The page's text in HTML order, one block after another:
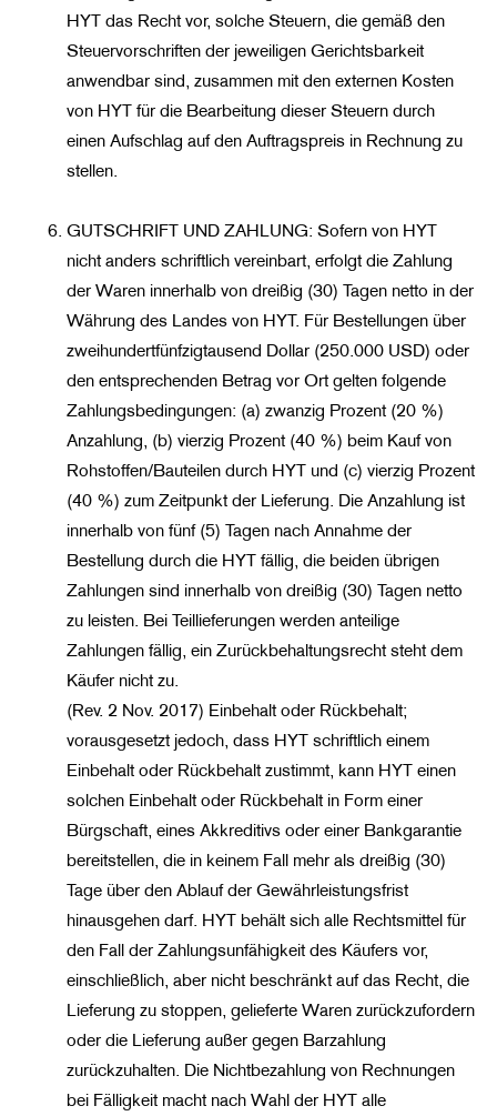
HYT das Recht vor, solche Steuern, die gemäß den
Steuervorschriften der jeweiligen Gerichtsbarkeit
anwendbar sind, zusammen mit den externen Kosten
von HYT für die Bearbeitung dieser Steuern durch
einen Aufschlag auf den Auftragspreis in Rechnung zu
stellen.
GUTSCHRIFT UND ZAHLUNG: Sofern von HYT
nicht anders schriftlich vereinbart, erfolgt die Zahlung
der Waren innerhalb von dreißig (30) Tagen netto in der
Währung des Landes von HYT. Für Bestellungen über
zweihundertfünfzigtausend Dollar (250.000 USD) oder
den entsprechenden Betrag vor Ort gelten folgende
Zahlungsbedingungen: (a) zwanzig Prozent (20 %)
Anzahlung, (b) vierzig Prozent (40 %) beim Kauf von
Rohstoffen/Bauteilen durch HYT und (c) vierzig Prozent
(40 %) zum Zeitpunkt der Lieferung. Die Anzahlung ist
innerhalb von fünf (5) Tagen nach Annahme der
Bestellung durch die HYT fällig, die beiden übrigen
Zahlungen sind innerhalb von dreißig (30) Tagen netto
zu leisten. Bei Teillieferungen werden anteilige
Zahlungen fällig, ein Zurückbehaltungsrecht steht dem
Käufer nicht zu.
(Rev. 2 Nov. 2017) Einbehalt oder Rückbehalt;
vorausgesetzt jedoch, dass HYT schriftlich einem
Einbehalt oder Rückbehalt zustimmt, kann HYT einen
solchen Einbehalt oder Rückbehalt in Form einer
Bürgschaft, eines Akkreditivs oder einer Bankgarantie
bereitstellen, die in keinem Fall mehr als dreißig (30)
Tage über den Ablauf der Gewährleistungsfrist
hinausgehen darf. HYT behält sich alle Rechtsmittel für
den Fall der Zahlungsunfähigkeit des Käufers vor,
einschließlich, aber nicht beschränkt auf das Recht, die
Lieferung zu stoppen, gelieferte Waren zurückzufordern
oder die Lieferung außer gegen Barzahlung
zurückzuhalten. Die Nichtbezahlung von Rechnungen
bei Fälligkeit macht nach Wahl der HYT alle